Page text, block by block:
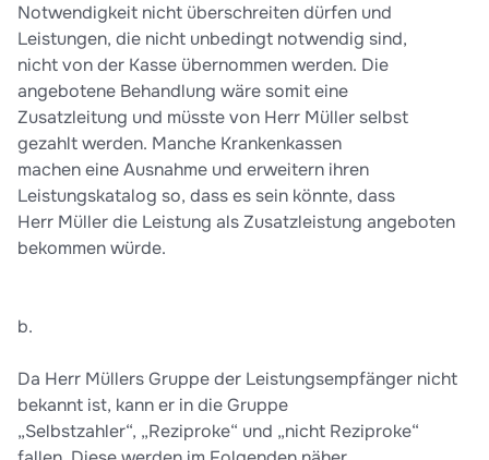
Notwendigkeit nicht überschreiten dürfen und
Leistungen, die nicht unbedingt notwendig sind,
nicht von der Kasse übernommen werden. Die
angebotene Behandlung wäre somit eine
Zusatzleitung und müsste von Herr Müller selbst
gezahlt werden. Manche Krankenkassen
machen eine Ausnahme und erweitern ihren
Leistungskatalog so, dass es sein könnte, dass
Herr Müller die Leistung als Zusatzleistung angeboten
bekommen würde.
b.
Da Herr Müllers Gruppe der Leistungsempfänger nicht
bekannt ist, kann er in die Gruppe
„Selbstzahler“, „Reziproke“ und „nicht Reziproke“